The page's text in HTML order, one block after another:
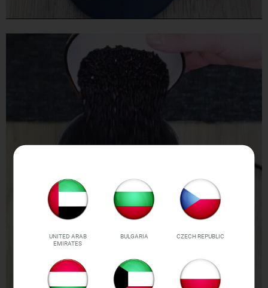
UNITED ARAB
EMIRATES
BULGARIA CZECH REPUBLIC